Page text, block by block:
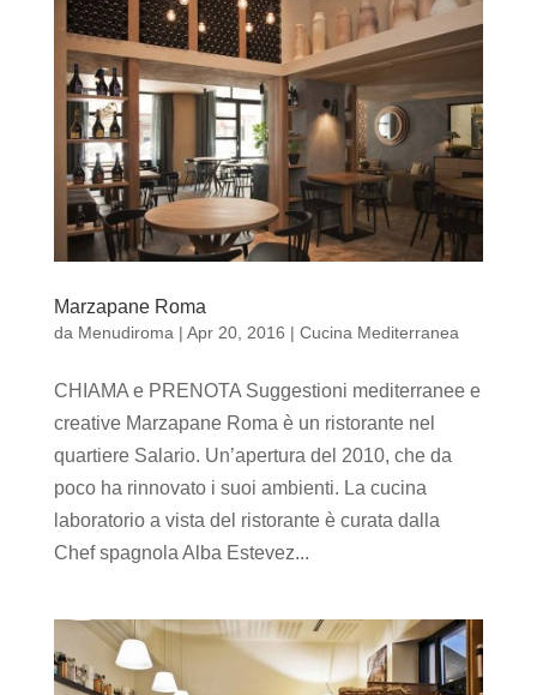
Marzapane Roma
da Menudiroma | Apr 20, 2016 | Cucina Mediterranea
CHIAMA e PRENOTA Suggestioni mediterranee e
creative Marzapane Roma è un ristorante nel
quartiere Salario. Un’apertura del 2010, che da
poco ha rinnovato i suoi ambienti. La cucina
laboratorio a vista del ristorante è curata dalla
Chef spagnola Alba Estevez...